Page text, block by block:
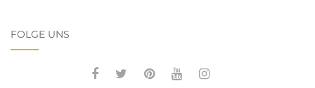
FOLGE UNS